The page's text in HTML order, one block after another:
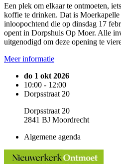
Een plek om elkaar te ontmoeten,
koffie te drinken. Dat is
inloopochtend die op dinsdag 17
opent in Dorpshuis Op Moer. Alle
uitgenodigd om deze opening te
Meer informatie
do 1 okt 2026
10:00 - 12:00
Dorpsstraat 20
Dorpsstraat 20
2841 BJ Moordrecht
Algemene agenda